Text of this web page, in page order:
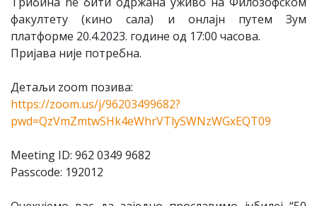
факултету (кино сала) и онлajн путем Зум
платформе 20.4.2023. године од 17:00 часова.
Пријава није потребна.
Детаљи zoom позива:
https://zoom.us/j/96203499682?
pwd=QzVmZmtwSHk4eWhrVTlySWNzWGxEQT09
Meeting ID: 962 0349 9682
Passcode: 192012